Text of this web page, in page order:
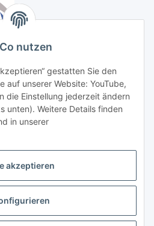
widerrufen
nutzen
gestatten Sie den
auf unserer Website: YouTube,
die Einstellung jederzeit ändern
unten). Weitere Details finden
in unserer
akzeptieren